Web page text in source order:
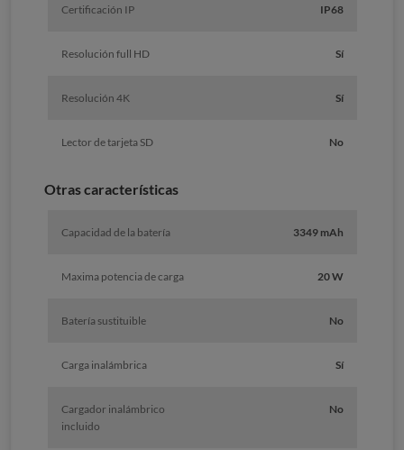
Certificación IP IP68
Resolución full HD Sí
Resolución 4K Sí
Lector de tarjeta SD No
Otras características
Capacidad de la batería 3349 mAh
Maxima potencia de carga 20 W
Batería sustituible No
Carga inalámbrica Sí
Cargador inalámbrico
incluido
No